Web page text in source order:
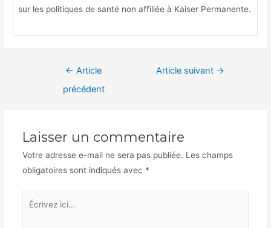
sur les politiques de santé non affiliée à Kaiser Permanente.
Navigation← Article
précédent
Article suivant →
Laisser un commentaire
Votre adresse e-mail ne sera pas publiée. Les champs
obligatoires sont indiqués avec *
Écrivez